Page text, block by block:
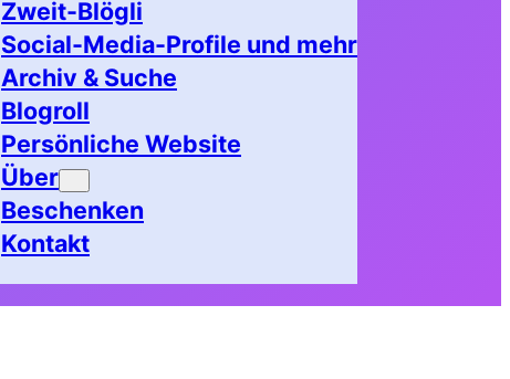
Zweit-Blögli
Social-Media-Profile und mehr
Archiv & Suche
Blogroll
Persönliche Website
Über
Beschenken
Kontakt